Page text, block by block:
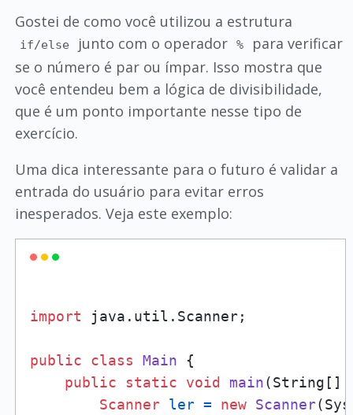
Gostei de como você utilizou a estrutura
if/else junto com o operador %
para verificar
se o número é par ou ímpar. Isso mostra que
você entendeu bem a lógica de divisibilidade,
que é um ponto importante nesse tipo de
exercício.
Uma dica interessante para o futuro é validar a
entrada do usuário para evitar erros
inesperados. Veja este exemplo:
import java.util.Scanner;
public class Main {
public
static void main(String[]
Scanner ler = new Scanner